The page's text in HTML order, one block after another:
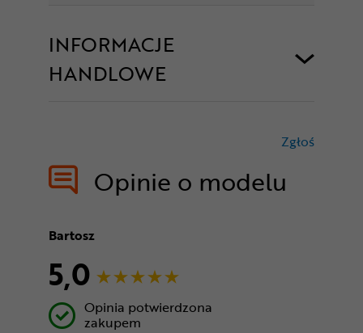
INFORMACJE
HANDLOWE
Opinie o modelu
Zgłoś
Bartosz
5,0
Opinia potwierdzona
zakupem